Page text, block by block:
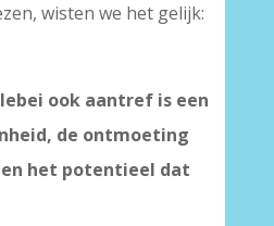
wisten we het gelijk:
ook aantref is een
de ontmoeting
het potentieel dat